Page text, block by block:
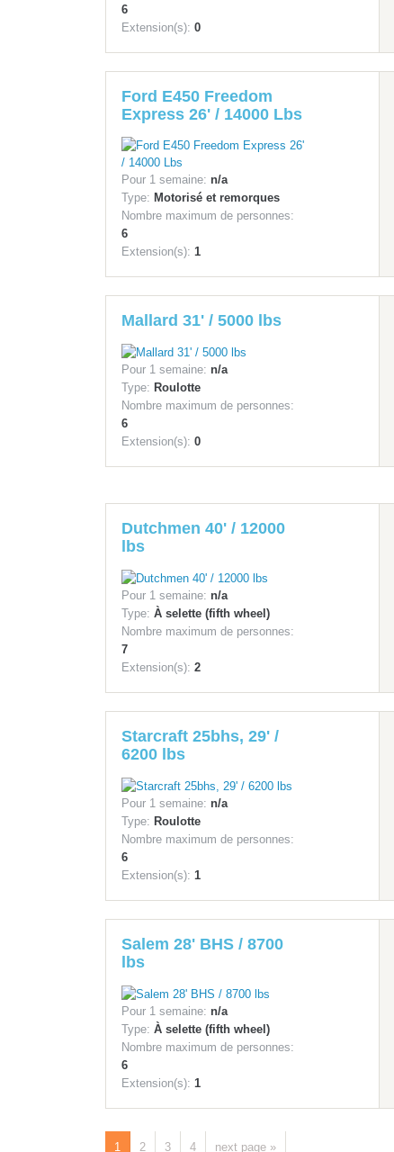
6
Extension(s): 0
Ford E450 Freedom
Express 26' / 14000 Lbs
Pour 1 semaine: n/a
Type: Motorisé et remorques
Nombre maximum de personnes:
6
Extension(s): 1
Mallard 31' / 5000 lbs
Pour 1 semaine: n/a
Type: Roulotte
Nombre maximum de personnes:
6
Extension(s): 0
Dutchmen 40' / 12000
lbs
Pour 1 semaine: n/a
Type: À selette (fifth wheel)
Nombre maximum de personnes:
7
Extension(s): 2
Starcraft 25bhs, 29' /
6200 lbs
Pour 1 semaine: n/a
Type: Roulotte
Nombre maximum de personnes:
6
Extension(s): 1
Salem 28' BHS / 8700
lbs
Pour 1 semaine: n/a
Type: À selette (fifth wheel)
Nombre maximum de personnes:
6
Extension(s): 1
1 2 3 4 next page »